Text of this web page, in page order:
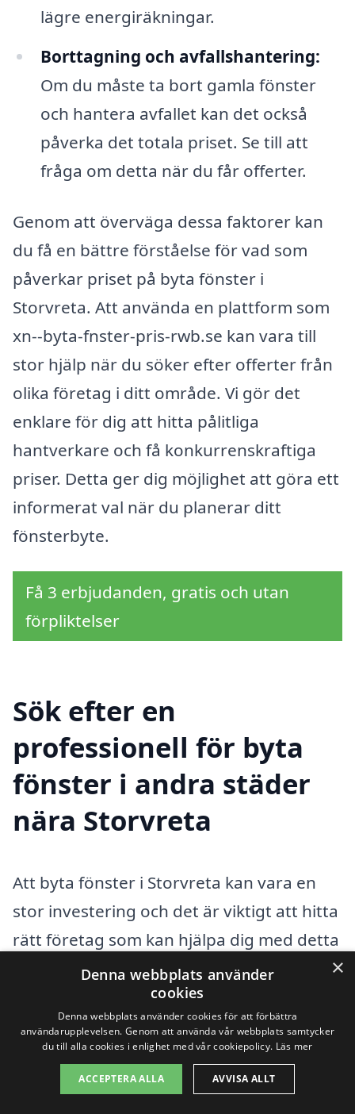
lägre energiräkningar.
Borttagning och avfallshantering:
Om du måste ta bort gamla fönster
och hantera avfallet kan det också
påverka det totala priset. Se till att
fråga om detta när du får offerter.
Genom att överväga dessa faktorer kan
du få en bättre förståelse för vad som
påverkar priset på byta fönster i
Storvreta. Att använda en plattform som
xn--byta-fnster-pris-rwb.se kan vara till
stor hjälp när du söker efter offerter från
olika företag i ditt område. Vi gör det
enklare för dig att hitta pålitliga
hantverkare och få konkurrenskraftiga
priser. Detta ger dig möjlighet att göra ett
informerat val när du planerar ditt
fönsterbyte.
Få 3 erbjudanden, gratis och utan
förpliktelser
Sök efter en
professionell för byta
fönster i andra städer
nära Storvreta
Att byta fönster i Storvreta kan vara en
stor investering och det är viktigt att hitta
rätt företag som kan hjälpa dig med detta
projekt. Oavsett om du vill förbättra
energikostnaderna, öka värdet på din
fastighet eller helt enkelt fräscha upp
utseendet på ditt hem, finns det flera
alternativ att överväga. Genom att
×
Denna webbplats använder
cookies
Denna webbplats använder cookies för att förbättra
användarupplevelsen. Genom att använda vår webbplats samtycker
du till alla cookies i enlighet med vår cookiepolicy. Läs mer
ACCEPTERA ALLA AVVISA ALLT